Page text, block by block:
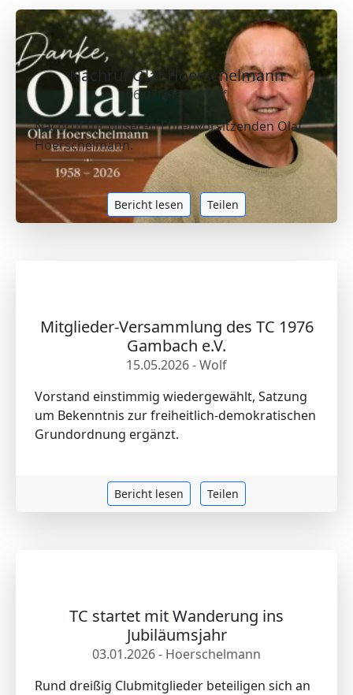
Nachruf Olaf Hoerschelmann
06.07.2026 - Wolf
Nachruf für unseren Ehrenvorsitzenden Olaf
Hoerschelmann.
Bericht lesen Teilen
Mitglieder-Versammlung des TC 1976
Gambach e.V.
15.05.2026 - Wolf
Vorstand einstimmig wiedergewählt, Satzung
um Bekenntnis zur freiheitlich-demokratischen
Grundordnung ergänzt.
Bericht lesen Teilen
TC startet mit Wanderung ins
Jubiläumsjahr
03.01.2026 - Hoerschelmann
Rund dreißig Clubmitglieder beteiligen sich an